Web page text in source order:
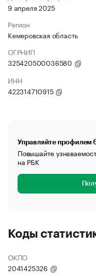
9 апреля 2025
Регион
Кемеровская область
ОГРНИП
325420500036580
ИНН
422314710915
Управляйте профилем
Повышайте
на РБК
Коды
ОКПО
2041425326